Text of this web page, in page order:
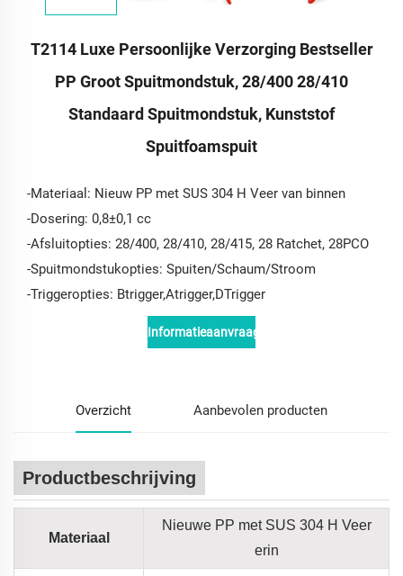
T2114 Luxe Persoonlijke Verzorging Bestseller
PP Groot Spuitmondstuk, 28/400 28/410
Standaard Spuitmondstuk, Kunststof
Spuitfoamspuit
-Materiaal: Nieuw PP met SUS 304 H Veer van binnen
-Dosering: 0,8±0,1 cc
-Afsluitopties: 28/400, 28/410, 28/415, 28 Ratchet, 28PCO
-Spuitmondstukopties: Spuiten/Schaum/Stroom
-Triggeropties: Btrigger,Atrigger,DTrigger
Informatieaanvraag
Overzicht Aanbevolen producten
Productbeschrijving
Materiaal
Nieuwe PP met SUS 304 H Veer
erin